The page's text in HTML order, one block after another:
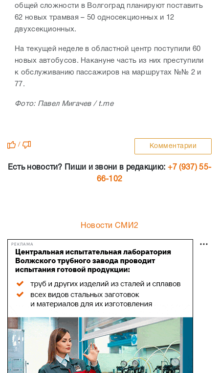
общей сложности в Волгоград планируют поставить
62 новых трамвая – 50 односекционных и 12
двухсекционных.
На текущей неделе в областной центр поступили 60
новых автобусов. Накануне часть из них преступили
к обслуживанию пассажиров на маршрутах №№ 2 и
77.
Фото: Павел Мигачев / t.me
/ Комментарии
Есть новости? Пиши и звони в редакцию: +7 (937) 55-
66-102
Новости СМИ2
РЕКЛАМА